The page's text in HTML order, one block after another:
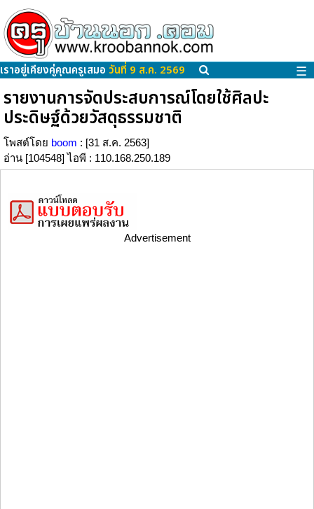
เราอยู่เคียงคู่คุณครูเสมอ วันที่ 9 ส.ค. 2569 ☰
รายงานการจัดประสบการณ์โดยใช้ศิลปะ
ประดิษฐ์ด้วยวัสดุธรรมชาติ
โพสต์โดย boom : [31 ส.ค. 2563]
อ่าน [104548] ไอพี : 110.168.250.189
Advertisement